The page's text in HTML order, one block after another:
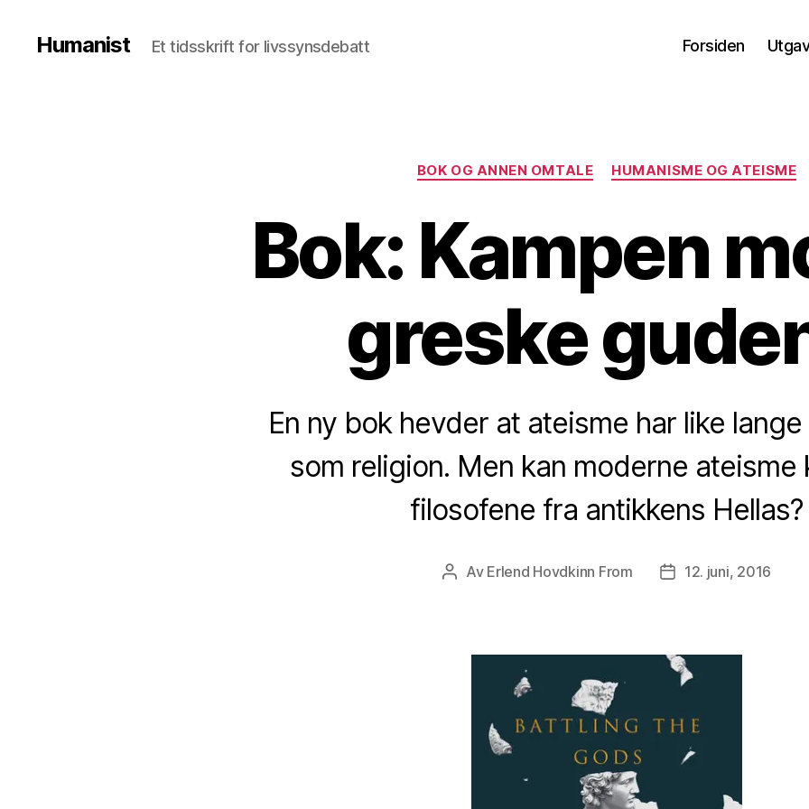
Humanist Et tidsskrift for livssynsdebatt Forsiden
Kategorier
BOK OG ANNEN OMTALE HUMANISME OG ATEISME
Bok: Kampen
greske
En ny bok hevder at ateisme har like
som religion. Men kan moderne ateisme
filosofene fra antikkens Hellas?
Innleggsforfatter
Av Erlend Hovdkinn From Publiseringsdato
12. juni, 2016